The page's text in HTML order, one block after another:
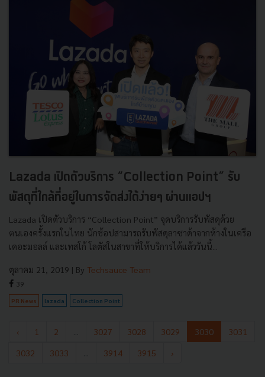
Lazada เปิดตัวบริการ “Collection Point” รับ
พัสดุที่ใกล้ที่อยู่ในการจัดส่งได้ง่ายๆ ผ่านแอปฯ
Lazada เปิดตัวบริการ “Collection Point” จุดบริการรับพัสดุด้วย
ตนเองครั้งแรกในไทย นักช้อปสามารถรับพัสดุลาซาด้าจากห้างในเครือ
เดอะมอลล์ และเทสโก้ โลตัสในสาขาที่ให้บริการได้แล้ววันนี้...
ตุลาคม 21, 2019 | By Techsauce Team
39
PR News lazada Collection Point
‹ 1 2 3027 3028 3029 3030
3031
3032
3033 3914 3915 ›